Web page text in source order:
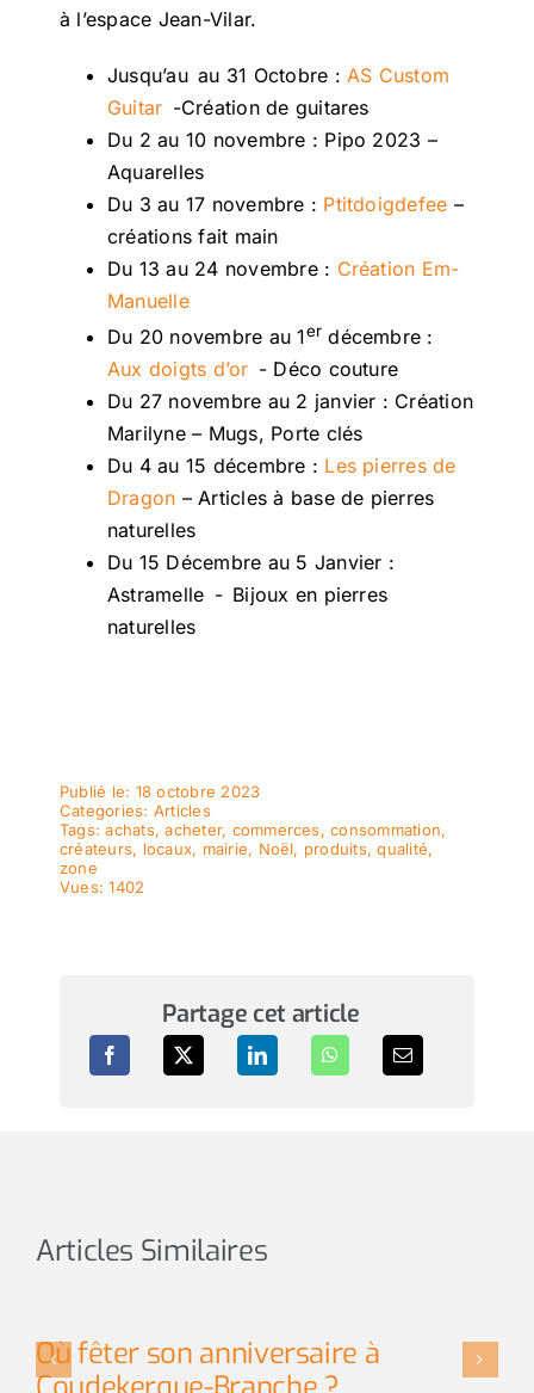
à l’espace Jean-Vilar.
Jusqu’au au 31 Octobre : AS Custom
Guitar -Création de guitares
Du 2 au 10 novembre : Pipo 2023 –
Aquarelles
Du 3 au 17 novembre : Ptitdoigdefee –
créations fait main
Du 13 au 24 novembre : Création Em-
Manuelle
Du 20 novembre au 1er décembre :
Aux doigts d’or - Déco couture
Du 27 novembre au 2 janvier : Création
Marilyne – Mugs, Porte clés
Du 4 au 15 décembre : Les pierres de
Dragon – Articles à base de pierres
naturelles
Du 15 Décembre au 5 Janvier :
Astramelle - Bijoux en pierres
naturelles
Publié le: 18 octobre 2023
Categories: Articles
Tags:achats,acheter, commerces,consommation,
créateurs, locaux, mairie, Noël, produits,qualité,
zone
Vues: 1402
Partage cet article
Articles Similaires
Où fêter son anniversaire à